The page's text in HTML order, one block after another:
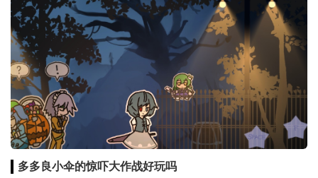
多多良小伞的惊吓大作战好玩吗